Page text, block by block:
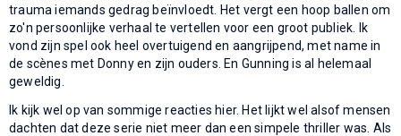
trauma iemands gedrag beïnvloedt. Het vergt een hoop ballen om
zo'n persoonlijke verhaal te vertellen voor een groot publiek. Ik
vond zijn spel ook heel overtuigend en aangrijpend, met name in
de scènes met Donny en zijn ouders. En Gunning is al helemaal
geweldig.
Ik kijk wel op van sommige reacties hier. Het lijkt wel alsof mensen
dachten dat deze serie niet meer dan een simpele thriller was. Als